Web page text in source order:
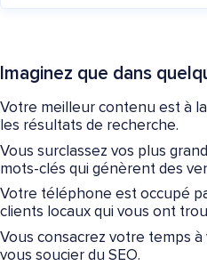
Imaginez que dans
Votre meilleur contenu est à
les résultats de recherche.
Vous surclassez vos plus
mots-clés qui génèrent des
Votre téléphone est occupé
clients locaux qui vous ont
Vous consacrez votre temps
vous soucier du SEO.